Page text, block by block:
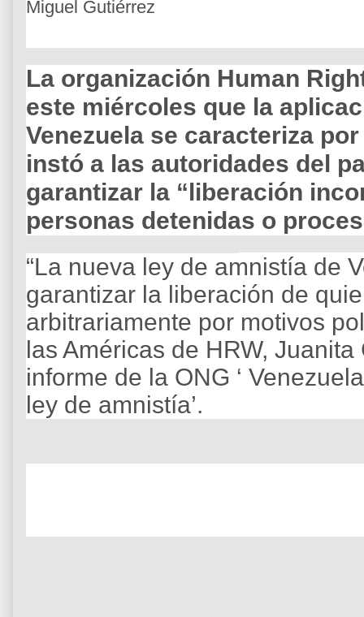
Miguel Gutiérrez
La organización Human
este miércoles que la
Venezuela se caracteriza
instó a las autoridades del
garantizar la “liberación
personas detenidas o
“La nueva ley de amnistía de
garantizar la liberación de
arbitrariamente por motivos
las Américas de HRW,
informe de la ONG ‘
ley de amnistía’.